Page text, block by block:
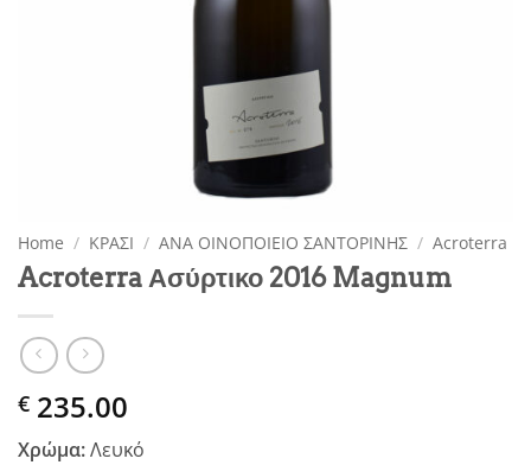
Home / ΚΡΑΣΙ / ΑΝΑ ΟΙΝΟΠΟΙΕΙΟ ΣΑΝΤΟΡΙΝΗΣ / Acroterra
Acroterra Ασύρτικο 2016 Magnum
€ 235.00
Χρώμα:Λευκό